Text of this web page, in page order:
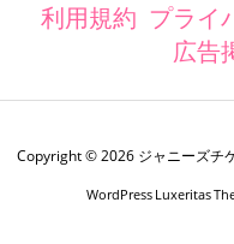
利用規約 プライ
広告
Copyright ©2026 ジャニーズチ
WordPress Luxeritas